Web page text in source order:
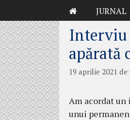
JURNAL
Interviu
apărată
19 aprilie 2021 de
Am acordat un
unui